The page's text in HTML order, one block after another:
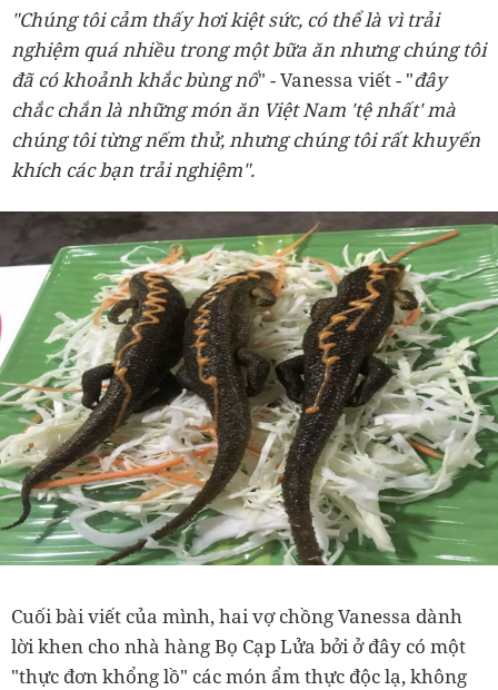
"Chúng tôi cảm thấy hơi kiệt sức, có thể là vì trải
nghiệm quá nhiều trong một bữa ăn nhưng chúng tôi
đã có khoảnh khắc bùng nổ" - Vanessa viết - "đây
chắc chắn là những món ăn Việt Nam 'tệ nhất' mà
chúng tôi từng nếm thử, nhưng chúng tôi rất khuyến
khích các bạn trải nghiệm".
Cuối bài viết của mình, hai vợ chồng Vanessa dành
lời khen cho nhà hàng Bọ Cạp Lửa bởi ở đây có một
"thực đơn khổng lồ" các món ẩm thực độc lạ, không